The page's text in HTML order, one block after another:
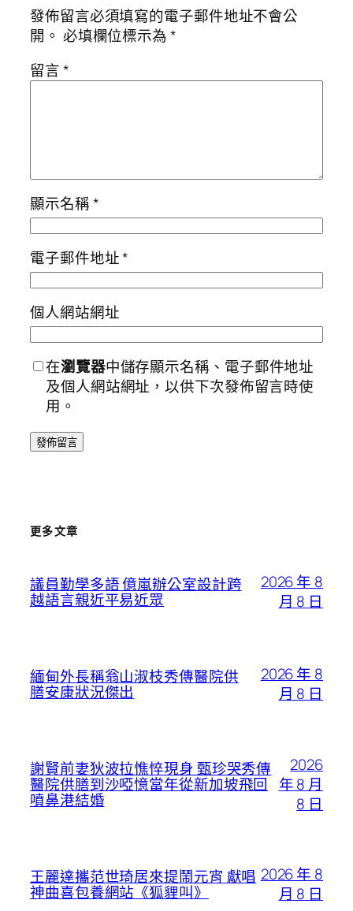
發佈留言必須填寫的電子郵件地址不會公
開。 必填欄位標示為*
留言*
顯示名稱*
電子郵件地址*
個人網站網址
在瀏覽器中儲存顯示名稱、電子郵件地址
及個人網站網址，以供下次發佈留言時使
用。
更多文章
議員勤學多語 億嵐辦公室設計跨
越語言親近平易近眾
2026 年 8
月 8 日
緬甸外長稱翁山淑枝秀傳醫院供
膳安康狀況傑出
2026 年 8
月 8 日
謝賢前妻狄波拉憔悴現身 甄珍哭秀傳
醫院供膳到沙啞憶當年從新加坡飛回
噴鼻港結婚
2026
年 8 月
8 日
王麗達攜范世琦居來提鬧元宵 獻唱
神曲喜包養網站《狐貍叫》
2026 年 8
月 8 日